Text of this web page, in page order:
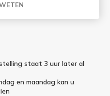
worden maandag
staat 3 uur later al
en maandag kan u